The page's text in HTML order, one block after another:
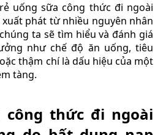
uống sữa công thức đi ngoài
phát từ nhiều nguyên nhân
ta sẽ tìm hiểu và đánh giá
như chế độ ăn uống, tiêu
thậm chí là dấu hiệu của một
tàng.
công thức đi ngoài